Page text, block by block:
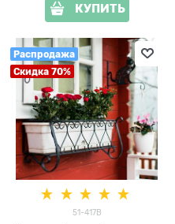
КУПИТЬ
Распродажа
Скидка 70%
51-417B